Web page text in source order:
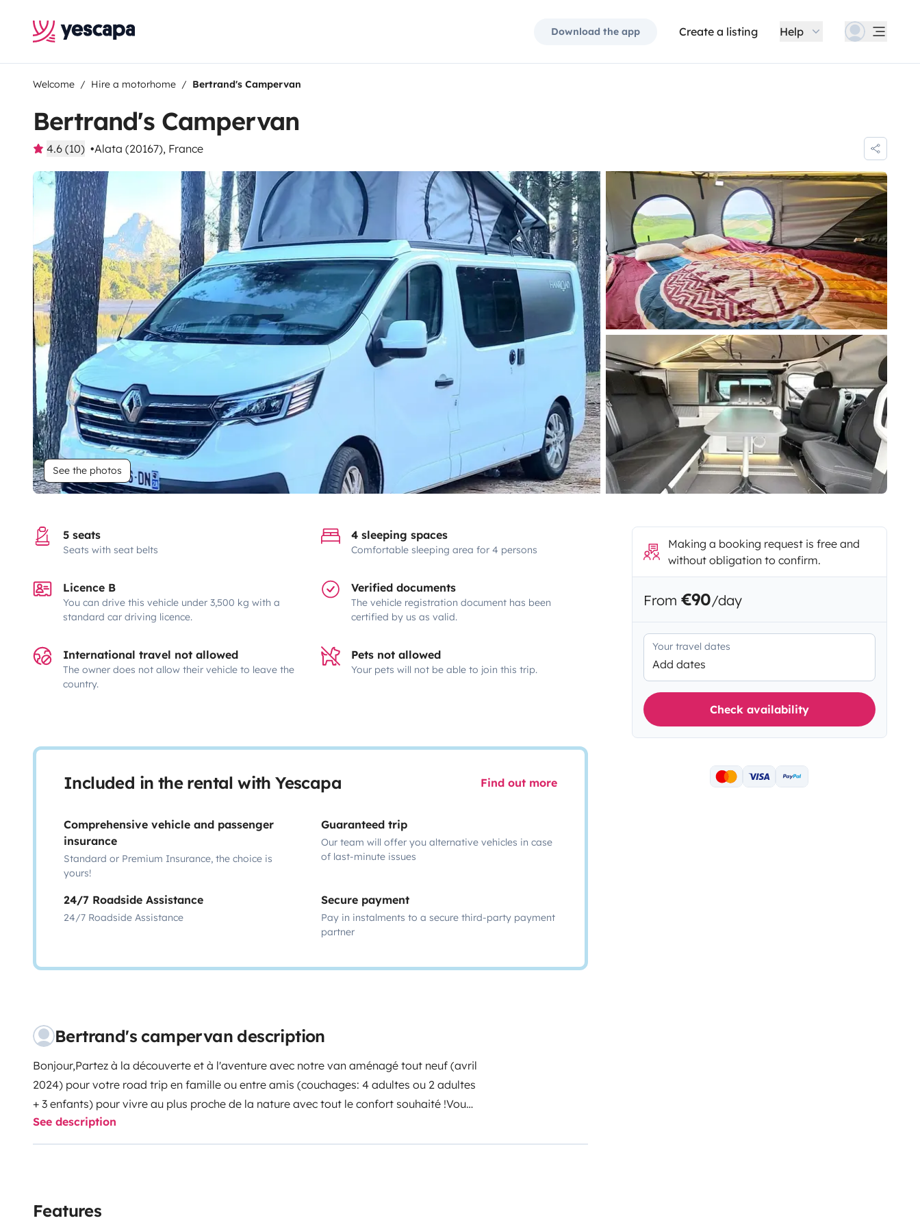
Download the app Create a listing Help
Welcome Hire a motorhome Bertrand's Campervan
Bertrand's Campervan
4.6 (10) Alata (20167), France
See the photos
5 seats
Seats with seat belts
4 sleeping spaces
Comfortable sleeping area for 4 persons
Licence B
You can drive this vehicle under 3,500 kg with a
standard car driving licence.
Verified documents
The vehicle registration document has been
certified by us as valid.
International travel not allowed
The owner does not allow their vehicle to leave the
country.
Pets not allowed
Your pets will not be able to join this trip.
Included in the rental with Yescapa Find out more
Comprehensive vehicle and passenger
insurance
Standard or Premium Insurance, the choice is
yours!
Guaranteed trip
Our team will offer you alternative vehicles in case
of last-minute issues
24/7 Roadside Assistance
24/7 Roadside Assistance
Secure payment
Pay in instalments to a secure third-party payment
partner
Bertrand's campervan description
Bonjour,Partez à la découverte et à l'aventure avec notre van aménagé tout neuf (avril
2024) pour votre road trip en famille ou entre amis (couchages: 4 adultes ou 2 adultes
+ 3 enfants) pour vivre au plus proche de la nature avec tout le confort souhaité !Vous
bénéficierez de la
relevable' (soute XL avec +48 cm), ainsi que d'une banquette arrière 3 places
sous les barrières de parking.
See description
Features
Making a booking request is free and
without obligation to confirm.
From €90/day
Your travel dates
Add dates
Check availability